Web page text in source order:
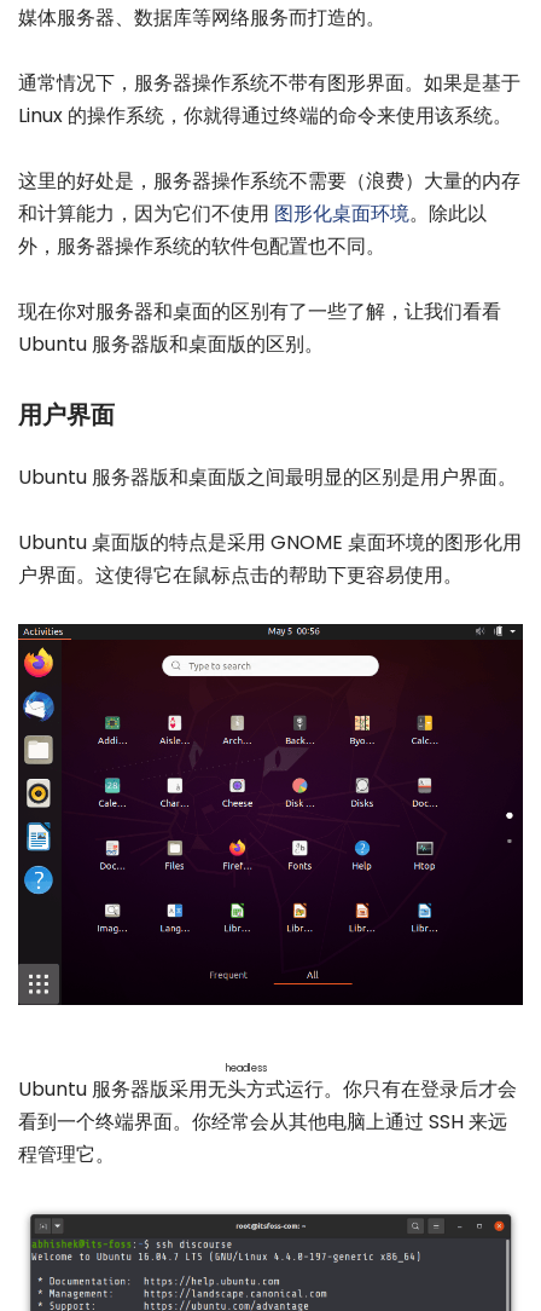
媒体服务器、数据库等网络服务而打造的。
通常情况下，服务器操作系统不带有图形界面。如果是基于
Linux 的操作系统，你就得通过终端的命令来使用该系统。
这里的好处是，服务器操作系统不需要（浪费）大量的内存
和计算能力，因为它们不使用 图形化桌面环境。除此以
外，服务器操作系统的软件包配置也不同。
现在你对服务器和桌面的区别有了一些了解，让我们看看
Ubuntu 服务器版和桌面版的区别。
用户界面
Ubuntu 服务器版和桌面版之间最明显的区别是用户界面。
Ubuntu 桌面版的特点是采用 GNOME 桌面环境的图形化用
户界面。这使得它在鼠标点击的帮助下更容易使用。
Ubuntu 服务器版采用无头方式
headless
运行。你只有在登录后才会
看到一个终端界面。你经常会从其他电脑上通过 SSH 来远
程管理它。